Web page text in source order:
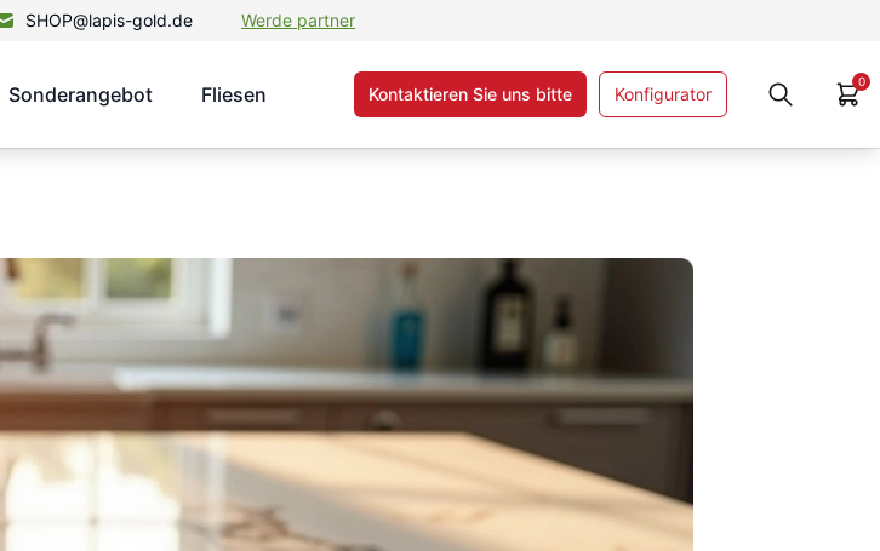
SHOP@lapis-gold.de Werde partner
Sonderangebot Fliesen Kontaktieren Sie uns bitte Konfigurator
0